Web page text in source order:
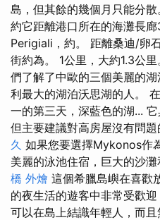
島，但其餘的幾個月只能分散
約它距離港口所在的海灘長
Perigiali，約。 距離桑迪/卵
街約為。 1公里，大約1.3公
們了解了中歐的三個美麗的
利最大的湖泊沃思湖的人。
一的第三天，深藍色的湖...
但主要建議對高房屋沒有問題
久 如果您要選擇Mykonos作
美麗的泳池住宿，巨大的沙
橋 外燴 這個希臘島嶼在喜歡
的夜生活的遊客中非常受歡迎
可以在島上結識年輕人，而